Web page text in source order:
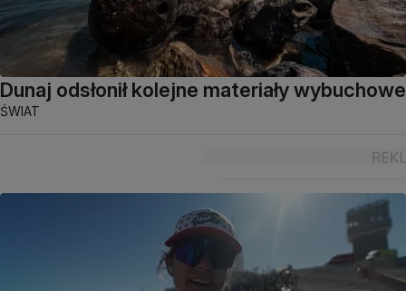
Dunaj odsłonił kolejne materiały wybuchowe
ŚWIAT